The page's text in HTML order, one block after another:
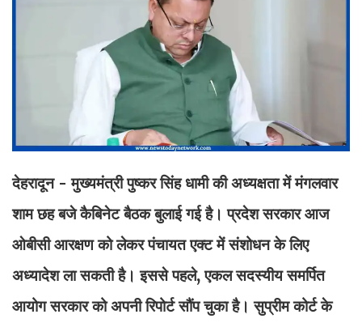
देहरादून - मुख्यमंत्री पुष्कर सिंह धामी की अध्यक्षता में मंगलवार
शाम छह बजे कैबिनेट बैठक बुलाई गई है। प्रदेश सरकार आज
ओबीसी आरक्षण को लेकर पंचायत एक्ट में संशोधन के लिए
अध्यादेश ला सकती है। इससे पहले, एकल सदस्यीय समर्पित
आयोग सरकार को अपनी रिपोर्ट सौंप चुका है। सुप्रीम कोर्ट के